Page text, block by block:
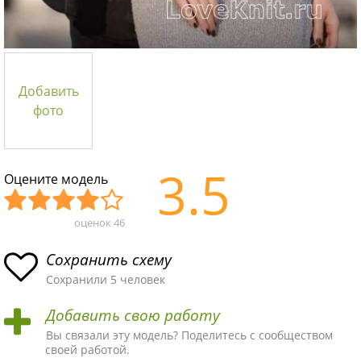
Добавить
фото
Оцените модель
асн
ая
ма
пло
хая
ма
ыч
ная
ма
Хор
ая
ма
Отл
ая
ма!
оценок 46 3.5
Сохранить схему
Сохранили 5 человек
Добавить свою работу
Вы связали эту модель? Поделитесь с сообществом
своей работой.